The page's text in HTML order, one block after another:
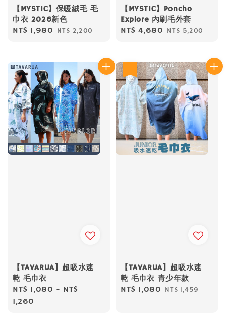
【MYSTIC】保暖絨毛 毛
巾衣 2026新色
Sale
NT$ 1,980 Regular
NT$ 2,200
【MYSTIC】Poncho
Explore 內刷毛外套
Sale
NT$ 4,680 Regular
NT$ 5,200
【TAVARUA】超吸水速
乾 毛巾衣
Regular
price
NT$ 1,080 - NT$
1,260
【TAVARUA】超吸水速
乾 毛巾衣 青少年款
Sale
NT$ 1,080 Regular
NT$ 1,459